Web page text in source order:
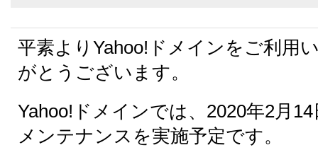
平素よりYahoo!ドメインをご利用
がとうございます。
Yahoo!ドメインでは、2020年2月
メンテナンスを実施予定です。